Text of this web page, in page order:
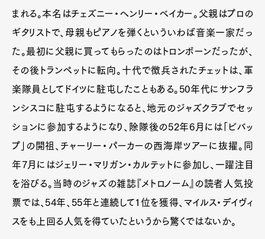
まれる。本名はチェズニー・ヘンリー・ベイカー。父親はプロの
ギタリストで、母親もピアノを弾くといういわば音楽一家だっ
た。最初に父親に買ってもらったのはトロンボーンだったが、
その後トランペットに転向。十代で徴兵されたチェットは、軍
楽隊員としてドイツに駐屯したこともある。50年代にサンフラ
ンシスコに駐屯するようになると、地元のジャズクラブでセッ
ションに参加するようになり、除隊後の52年6月には「ビバッ
プ」の開祖、チャーリー・パーカーの西海岸ツアーに抜擢。同
年7月にはジェリー・マリガン・カルテットに参加し、一躍注目
を浴びる。当時のジャズの雑誌『メトロノーム』の読者人気投
票では、54年、55年と連続して1位を獲得、マイルス・デイヴィ
スをも上回る人気を得ていたというから驚くではないか。